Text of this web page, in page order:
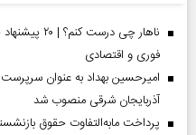
ناهار چی
فوری و اقتصادی
امیرحسین بهداد به عنوان
آذربایجان شرقی منصوب شد
پرداخت مابه‌التفاوت حقوق